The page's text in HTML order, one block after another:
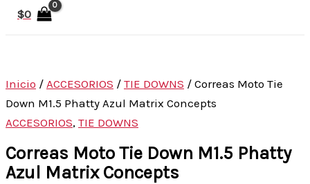
$0
Inicio / ACCESORIOS / TIE DOWNS / Correas Moto Tie
Down M1.5 Phatty Azul Matrix Concepts
ACCESORIOS, TIE DOWNS
Correas Moto Tie Down M1.5 Phatty
Azul Matrix Concepts